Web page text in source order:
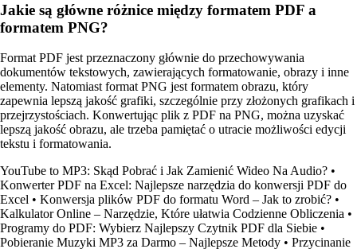
Jakie są główne różnice między formatem PDF a
formatem PNG?
Format PDF jest przeznaczony głównie do przechowywania
dokumentów tekstowych, zawierających formatowanie, obrazy i inne
elementy. Natomiast format PNG jest formatem obrazu, który
zapewnia lepszą jakość grafiki, szczególnie przy złożonych grafikach i
przejrzystościach. Konwertując plik z PDF na PNG, można uzyskać
lepszą jakość obrazu, ale trzeba pamiętać o utracie możliwości edycji
tekstu i formatowania.
YouTube to MP3: Skąd Pobrać i Jak Zamienić Wideo Na Audio? •
Konwerter PDF na Excel: Najlepsze narzędzia do konwersji PDF do
Excel • Konwersja plików PDF do formatu Word – Jak to zrobić? •
Kalkulator Online – Narzędzie, Które ułatwia Codzienne Obliczenia •
Programy do PDF: Wybierz Najlepszy Czytnik PDF dla Siebie •
Pobieranie Muzyki MP3 za Darmo – Najlepsze Metody • Przycinanie